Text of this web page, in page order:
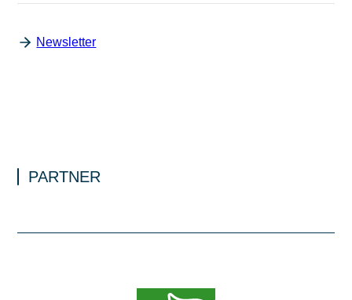
Newsletter
PARTNER